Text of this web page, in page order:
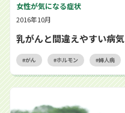
女性が気になる症状
2016年10月
乳がんと間違えやすい病気
がん ホルモン 婦人病